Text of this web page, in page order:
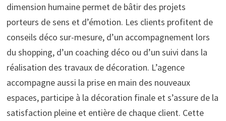
dimension humaine permet de bâtir des projets
porteurs de sens et d’émotion. Les clients profitent de
conseils déco sur-mesure, d’un accompagnement lors
du shopping, d’un coaching déco ou d’un suivi dans la
réalisation des travaux de décoration. L’agence
accompagne aussi la prise en main des nouveaux
espaces, participe à la décoration finale et s’assure de la
satisfaction pleine et entière de chaque client. Cette